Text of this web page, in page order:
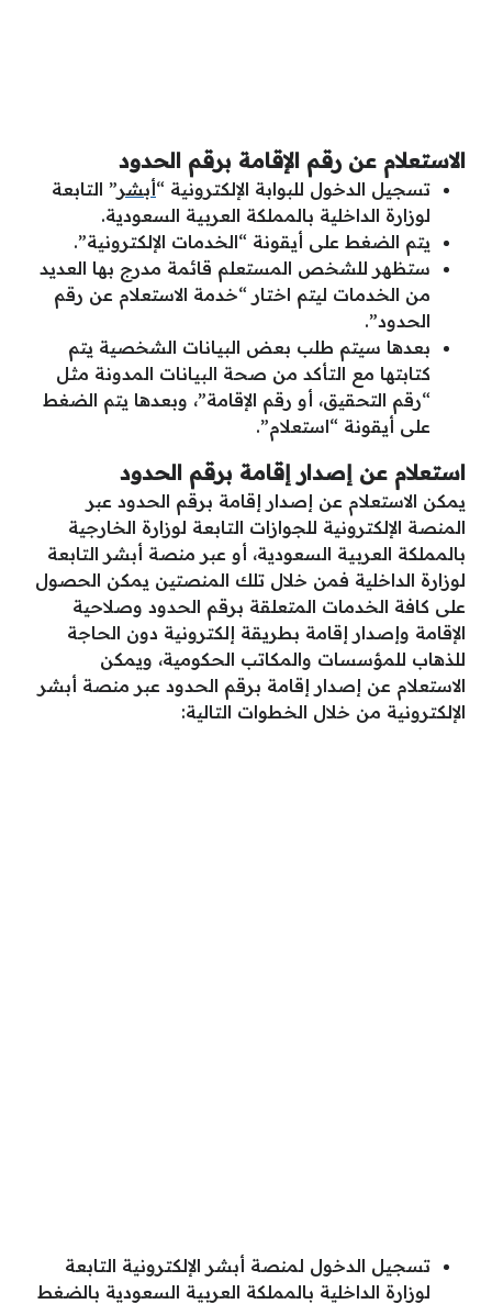
الاستعلام عن رقم الإقامة برقم الحدود
تسجيل الدخول للبوابة الإلكترونية “أبشر” التابعة
لوزارة الداخلية بالمملكة العربية السعودية.
يتم الضغط على أيقونة “الخدمات الإلكترونية”.
ستظهر للشخص المستعلم قائمة مدرج بها العديد
من الخدمات ليتم اختار “خدمة الاستعلام عن رقم
الحدود”.
بعدها سيتم طلب بعض البيانات الشخصية يتم
كتابتها مع التأكد من صحة البيانات المدونة مثل
“رقم التحقيق، أو رقم الإقامة”، وبعدها يتم الضغط
على أيقونة “استعلام”.
استعلام عن إصدار إقامة برقم الحدود
يمكن الاستعلام عن إصدار إقامة برقم الحدود عبر
المنصة الإلكترونية للجوازات التابعة لوزارة الخارجية
بالمملكة العربية السعودية، أو عبر منصة أبشر التابعة
لوزارة الداخلية فمن خلال تلك المنصتين يمكن الحصول
على كافة الخدمات المتعلقة برقم الحدود وصلاحية
الإقامة وإصدار إقامة بطريقة إلكترونية دون الحاجة
للذهاب للمؤسسات والمكاتب الحكومية، ويمكن
الاستعلام عن إصدار إقامة برقم الحدود عبر منصة أبشر
الإلكترونية من خلال الخطوات التالية:
تسجيل الدخول لمنصة أبشر الإلكترونية التابعة
لوزارة الداخلية بالمملكة العربية السعودية بالضغط